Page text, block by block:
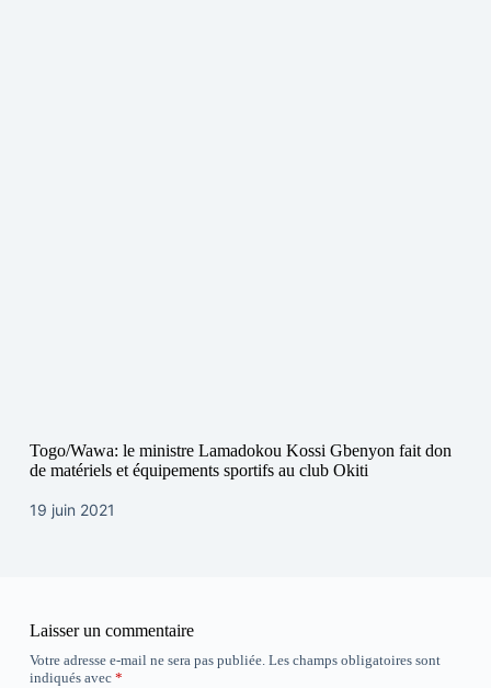
Togo/Wawa: le ministre Lamadokou Kossi Gbenyon fait don
de matériels et équipements sportifs au club Okiti
19 juin 2021
Laisser un commentaire
Votre adresse e-mail ne sera pas publiée. Les champs obligatoires sont
indiqués avec *